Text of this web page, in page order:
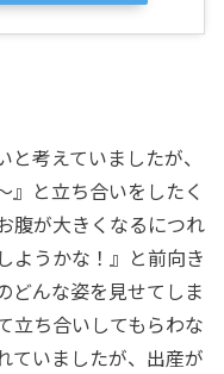
考えていましたが、
』と立ち合いをしたく
腹が大きくなるにつれ
ようかな！』と前向き
どんな姿を見せてしま
立ち合いしてもらわな
ていましたが、出産が